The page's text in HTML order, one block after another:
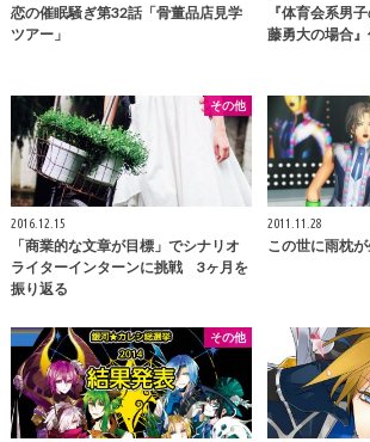
恋の催眠騒ぎ第32話「骨董品店見学
ツアー」
『体育会系男
藤勇大の場合』
その他
2016.12.15
「商業的な文章が目標」でシナリオ
ライターインターンに挑戦 3ヶ月を
振り返る
2011.11.28
この世に雨枕
その他